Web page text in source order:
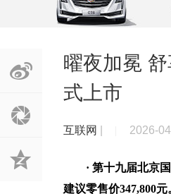
曜夜加冕
式上市
互联网 2026-
· 第十九届北京
建议零售价347,800元